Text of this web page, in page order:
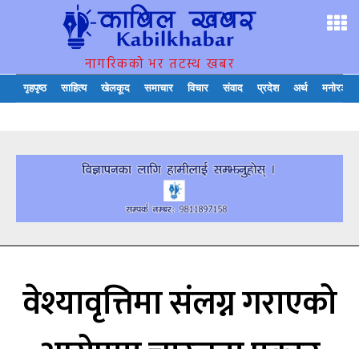
नागरिकको भर तटस्थ खबर
गृहपृष्ठ साहित्य खेलकूद समाचार विचार संवाद प्रदेश अर्थ मनोरञ्जन
वेश्यावृत्तिमा संलग्न गराएको